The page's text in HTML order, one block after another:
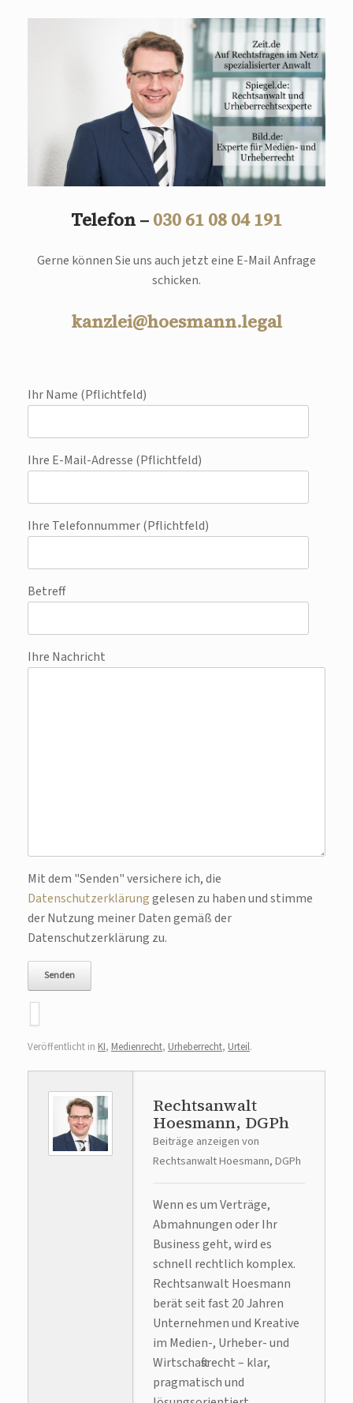
Telefon – 030 61 08 04 191
Gerne können Sie uns auch jetzt eine E-Mail Anfrage
schicken.
kanzlei@hoesmann.legal
Ihr Name (Pflichtfeld)
Ihre E-Mail-Adresse (Pflichtfeld)
Ihre Telefonnummer (Pflichtfeld)
Betreff
Ihre Nachricht
Bitte lasse dieses Feld leer.
Mit dem "Senden" versichere ich, die
Datenschutzerklärunggelesen zu haben und stimme
der Nutzung meiner Daten gemäß der
Datenschutzerklärung zu.
Veröffentlicht in KI, Medienrecht, Urheberrecht, Urteil.
Rechtsanwalt
Hoesmann, DGPh
Beiträge anzeigen von
Rechtsanwalt Hoesmann, DGPh
Wenn es um Verträge,
Abmahnungen oder Ihr
Business geht, wird es
schnell rechtlich komplex.
Rechtsanwalt Hoesmann
berät seit fast 20 Jahren
Unternehmen und Kreative
im Medien-, Urheber- und
Wirtschaftsrecht – klar,
pragmatisch und